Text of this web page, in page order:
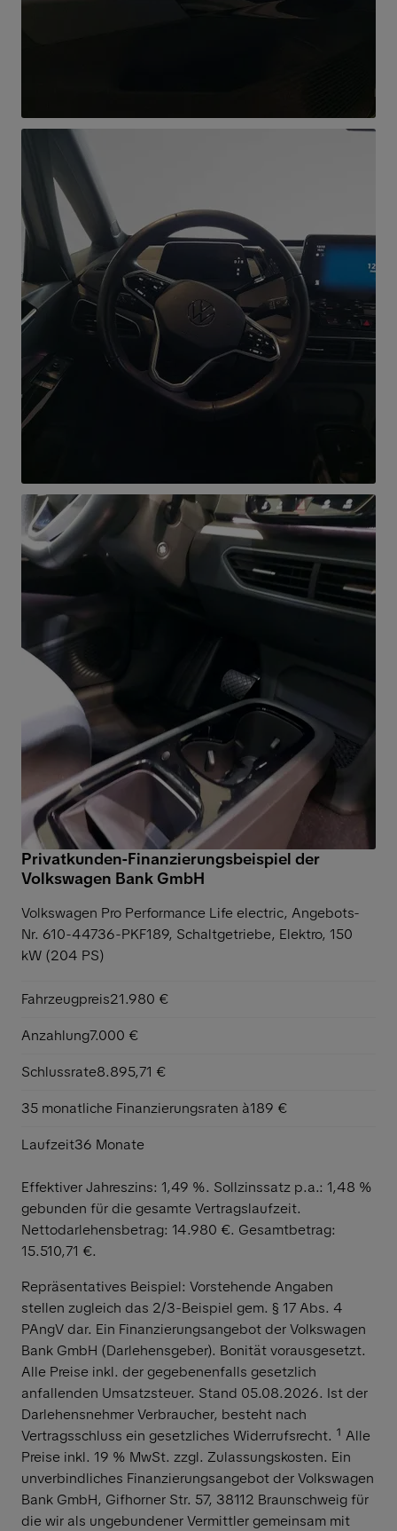
Privatkunden-Finanzierungsbeispiel der
Volkswagen Bank GmbH
Volkswagen Pro Performance Life electric, Angebots-
Nr. 610-44736-PKF189, Schaltgetriebe, Elektro, 150
kW (204 PS)
Fahrzeugpreis21.980 €
Anzahlung7.000 €
Schlussrate8.895,71 €
35 monatliche Finanzierungsraten à189 €
Laufzeit36 Monate
Effektiver Jahreszins: 1,49 %. Sollzinssatz p.a.: 1,48 %
gebunden für die gesamte Vertragslaufzeit.
Nettodarlehensbetrag: 14.980 €. Gesamtbetrag:
15.510,71 €.
Repräsentatives Beispiel: Vorstehende Angaben
stellen zugleich das 2/3-Beispiel gem. § 17 Abs. 4
PAngV dar. Ein Finanzierungsangebot der Volkswagen
Bank GmbH (Darlehensgeber). Bonität vorausgesetzt.
Alle Preise inkl. der gegebenenfalls gesetzlich
anfallenden Umsatzsteuer. Stand 05.08.2026. Ist der
Darlehensnehmer Verbraucher, besteht nach
Vertragsschluss ein gesetzliches Widerrufsrecht. ¹ Alle
Preise inkl. 19 % MwSt. zzgl. Zulassungskosten. Ein
unverbindliches Finanzierungsangebot der Volkswagen
Bank GmbH, Gifhorner Str. 57, 38112 Braunschweig für
die wir als ungebundener Vermittler gemeinsam mit